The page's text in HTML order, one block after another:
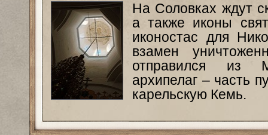
На Соловках ждут
а также иконы
иконостас для
взамен
отправился из
архипелаг – часть
карельскую Кемь.